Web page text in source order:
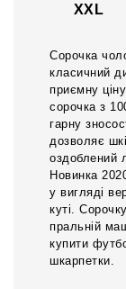
XXL
Сорочка
класичний
приємну
сорочка з
гарну
дозволяє
оздоблений
Новинка
у вигляді
куті.
пральній
купити
шкарпетки.